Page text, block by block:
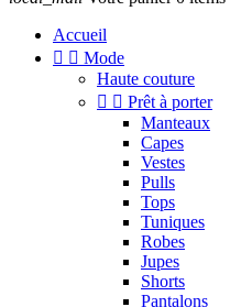
Accueil
  Mode
Haute couture
  Prêt à porter
Manteaux
Capes
Vestes
Pulls
Tops
Tuniques
Robes
Jupes
Shorts
Pantalons